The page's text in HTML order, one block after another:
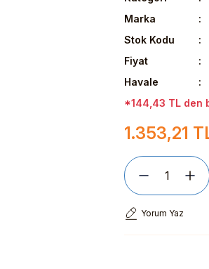
Marka
Stok Kodu
Fiyat
Havale
*144,43 TL den
1.353,21
Yorum Yaz